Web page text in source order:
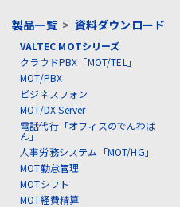
製品一覧> 資料ダウンロード
VALTEC MOTシリーズ
クラウドPBX「MOT/TEL」
MOT/PBX
ビジネスフォン
MOT/DX Server
電話代行「オフィスのでんわば
ん」
人事労務システム「MOT/HG」
MOT勤怠管理
MOTシフト
MOT経費精算